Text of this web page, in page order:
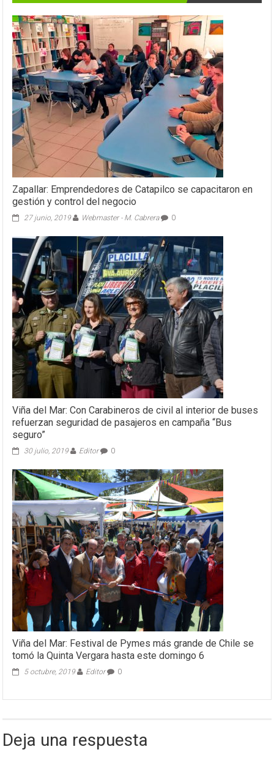
Zapallar: Emprendedores de Catapilco se capacitaron en
gestión y control del negocio
27 junio, 2019 Webmaster - M. Cabrera 0
Viña del Mar: Con Carabineros de civil al interior de buses
refuerzan seguridad de pasajeros en campaña “Bus
seguro”
30 julio, 2019 Editor 0
Viña del Mar: Festival de Pymes más grande de Chile se
tomó la Quinta Vergara hasta este domingo 6
5 octubre, 2019 Editor 0
Deja una respuesta